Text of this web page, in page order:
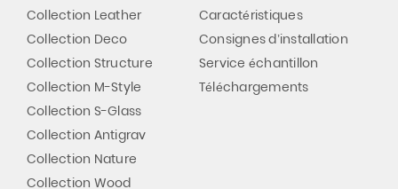
Collection Leather
Collection Deco
Collection Structure
Collection M-Style
Collection S-Glass
Collection Antigrav
Collection Nature
Collection Wood
Caractéristiques
Consignes d’installation
Service échantillon
Téléchargements